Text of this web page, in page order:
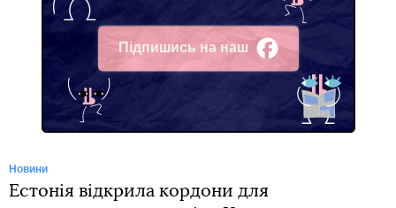
Підпишись на наш
Facebook
Новини
Естонія відкрила кордони для